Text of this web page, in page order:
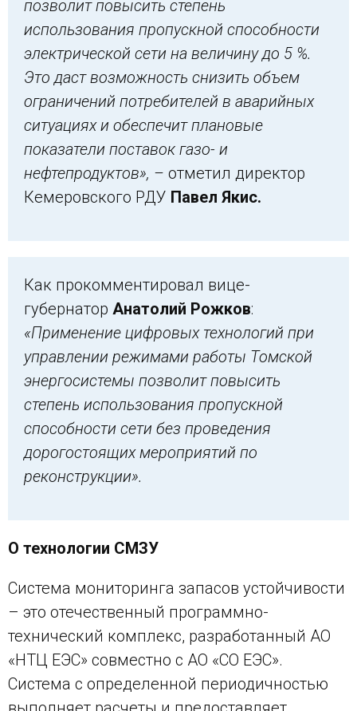
позволит повысить степень
использования пропускной способности
электрической сети на величину до 5 %.
Это даст возможность снизить объем
ограничений потребителей в аварийных
ситуациях и обеспечит плановые
показатели поставок газо- и
нефтепродуктов», – отметил директор
Кемеровского РДУ Павел Якис.
Как прокомментировал вице-
губернатор Анатолий Рожков:
«Применение цифровых технологий при
управлении режимами работы Томской
энергосистемы позволит повысить
степень использования пропускной
способности сети без проведения
дорогостоящих мероприятий по
реконструкции».
О технологии СМЗУ
Система мониторинга запасов устойчивости
– это отечественный программно-
технический комплекс, разработанный АО
«НТЦ ЕЭС» совместно с АО «СО ЕЭС».
Система с определенной периодичностью